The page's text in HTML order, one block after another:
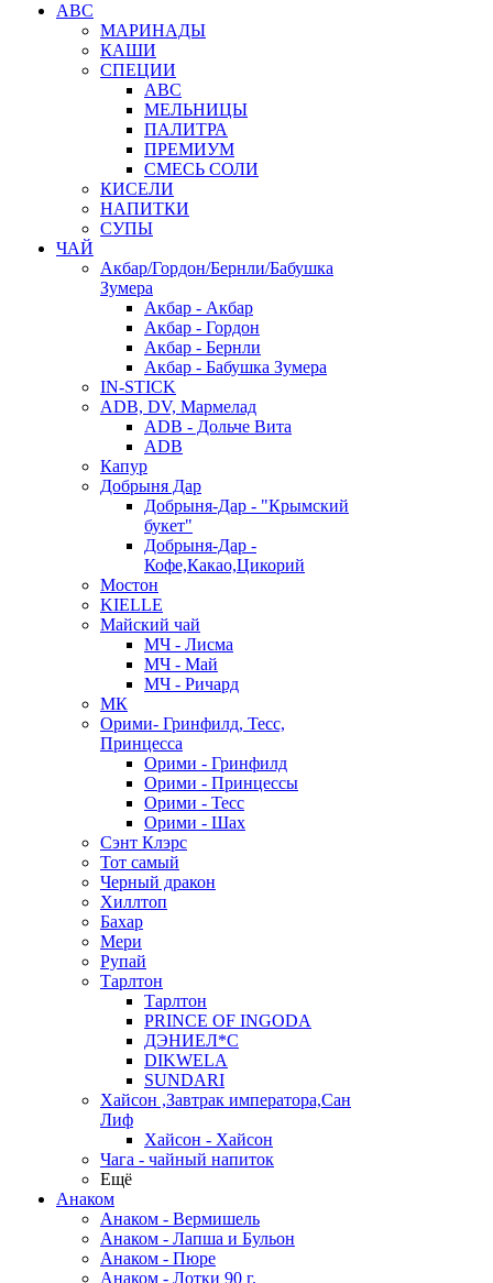
АВС
МАРИНАДЫ
КАШИ
СПЕЦИИ
АВС
МЕЛЬНИЦЫ
ПАЛИТРА
ПРЕМИУМ
СМЕСЬ СОЛИ
КИСЕЛИ
НАПИТКИ
СУПЫ
ЧАЙ
Акбар/Гордон/Бернли/Бабушка
Зумера
Акбар - Акбар
Акбар - Гордон
Акбар - Бернли
Акбар - Бабушка Зумера
IN-STICK
ADB, DV, Мармелад
ADB - Дольче Вита
ADB
Капур
Добрыня Дар
Добрыня-Дар - "Крымский
букет"
Добрыня-Дар -
Кофе,Какао,Цикорий
Мостон
KIELLE
Майский чай
МЧ - Лисма
МЧ - Май
МЧ - Ричард
МК
Орими- Гринфилд, Тесс,
Принцесса
Орими - Гринфилд
Орими - Принцессы
Орими - Тесс
Орими - Шах
Сэнт Клэрс
Тот самый
Черный дракон
Хиллтоп
Бахар
Мери
Рупай
Тарлтон
Тарлтон
PRINCE OF INGODA
ДЭНИЕЛ*С
DIKWELA
SUNDARI
Хайсон ,Завтрак императора,Сан
Лиф
Хайсон - Хайсон
Чага - чайный напиток
Ещё
Анаком
Анаком - Вермишель
Анаком - Лапша и Бульон
Анаком - Пюре
Анаком - Лотки 90 г.